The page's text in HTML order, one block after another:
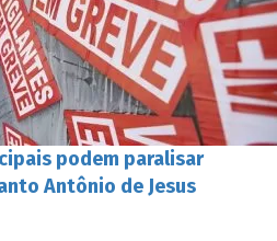
podem paralisar
Antônio de Jesus